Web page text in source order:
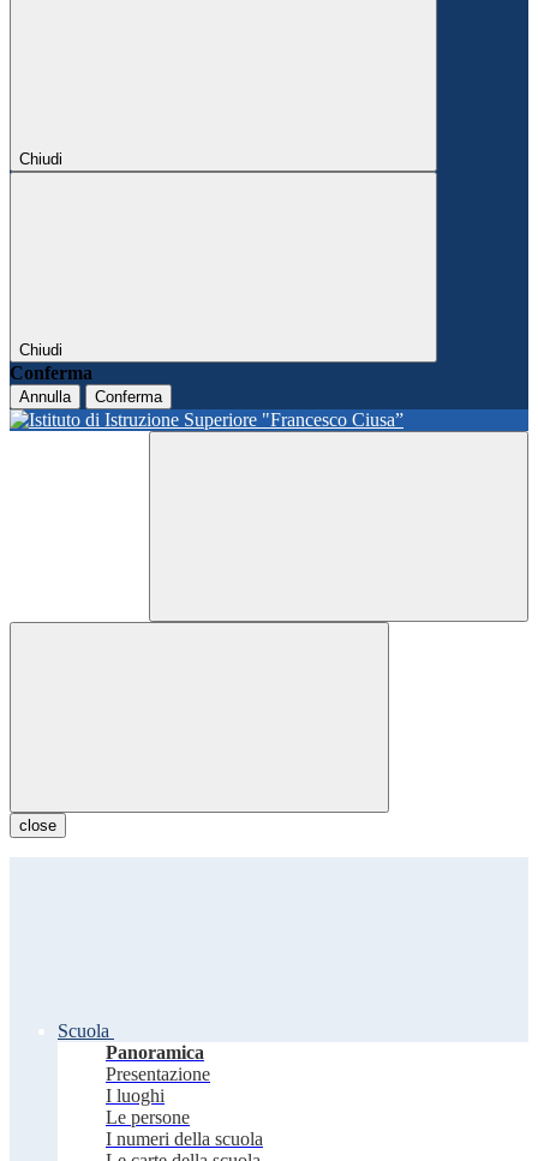
Chiudi
Chiudi
Conferma
Annulla Conferma
close
Scuola
Panoramica
Presentazione
I luoghi
Le persone
I numeri della scuola